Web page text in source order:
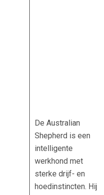
De Australian
Shepherd is een
intelligente
werkhond met
sterke drijf- en
hoedinstincten. Hij